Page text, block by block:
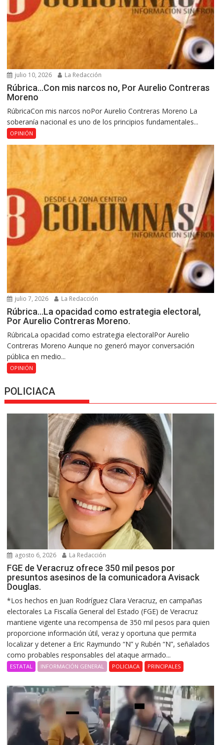
julio 10, 2026 La Redacción
Rúbrica…Con mis narcos no, Por Aurelio Contreras
Moreno
RúbricaCon mis narcos noPor Aurelio Contreras Moreno La
soberanía nacional es uno de los principios fundamentales...
OPINIÓN
julio 7, 2026 La Redacción
Rúbrica…La opacidad como estrategia electoral,
Por Aurelio Contreras Moreno.
RúbricaLa opacidad como estrategia electoralPor Aurelio
Contreras Moreno Aunque no generó mayor conversación
pública en medio...
OPINIÓN
POLICIACA
agosto 6, 2026 La Redacción
FGE de Veracruz ofrece 350 mil pesos por
presuntos asesinos de la comunicadora Avisack
Douglas.
*Los hechos en Juan Rodríguez Clara Veracruz, en campañas
electorales La Fiscalía General del Estado (FGE) de Veracruz
mantiene vigente una recompensa de 350 mil pesos para quien
proporcione información útil, veraz y oportuna que permita
localizar y detener a Eric Raymundo “N” y Rubén “N”, señalados
como probables responsables del ataque armado...
ESTATAL INFORMACIÓN GENERAL POLICIACA PRINCIPALES